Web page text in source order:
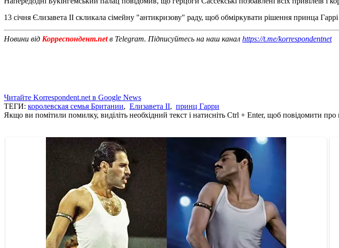
13 січня Єлизавета II скликала сімейну "антикризову" раду, щоб обміркувати рішення принца
Новини від Корреспондент.netв Telegram. Підписуйтесь на наш канал https://t.me/korrespondentnet
Читайте Korrespondent.net в Google News
ТЕГИ: королевская семья Британии, Елизавета II, принц Гарри
Якщо ви помітили помилку, виділіть необхідний текст і натисніть Ctrl + Enter, щоб повідомити про